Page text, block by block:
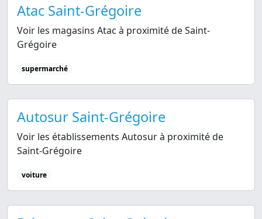
Atac Saint-Grégoire
Voir les magasins Atac à proximité de Saint-
Grégoire
supermarché
Autosur Saint-Grégoire
Voir les établissements Autosur à proximité de
Saint-Grégoire
voiture